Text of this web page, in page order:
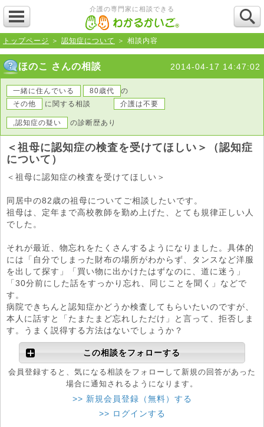
介護の専門家に相談できる
トップページ ＞ 認知症について ＞ 相談内容
ほのこ さんの相談 2014-04-17 14:47:02
一緒に住んでいる 80歳代
の
その他
に関する相談 介護は不要
,認知症の疑い の診断歴あり
＜祖母に認知症の検査を受けてほしい＞（認知症
について）
＜祖母に認知症の検査を受けてほしい＞
同居中の82歳の祖母についてご相談したいです。
祖母は、定年まで高校教師を勤め上げた、とても規律正しい人
でした。
それが最近、物忘れをたくさんするようになりました。具体的
には「自分でしまった財布の場所がわからず、タンスなど洋服
を出して探す」「買い物に出かけたはずなのに、道に迷う」
「30分前にした話をすっかり忘れ、同じことを聞く」などで
す。
病院できちんと認知症かどうか検査してもらいたいのですが、
本人に話すと「たまたまど忘れしただけ」と言って、拒否しま
す。うまく説得する方法はないでしょうか？
この相談をフォローする
会員登録すると、気になる相談をフォローして新規の回答があった
場合に通知されるようになります。
>> 新規会員登録（無料）する
>> ログインする